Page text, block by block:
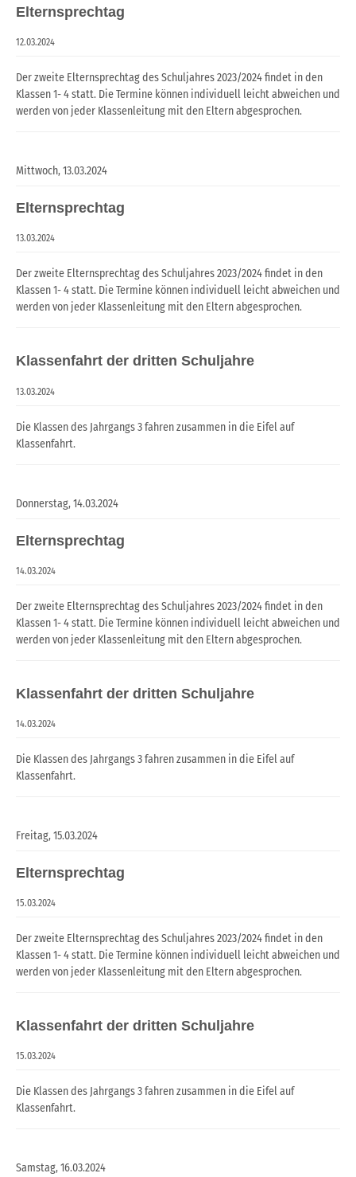
Elternsprechtag
12.03.2024
Der zweite Elternsprechtag des Schuljahres 2023/2024 findet in den
Klassen 1- 4 statt. Die Termine können individuell leicht abweichen und
werden von jeder Klassenleitung mit den Eltern abgesprochen.
Mittwoch,13.03.2024
Elternsprechtag
13.03.2024
Der zweite Elternsprechtag des Schuljahres 2023/2024 findet in den
Klassen 1- 4 statt. Die Termine können individuell leicht abweichen und
werden von jeder Klassenleitung mit den Eltern abgesprochen.
Klassenfahrt der dritten Schuljahre
13.03.2024
Die Klassen des Jahrgangs 3 fahren zusammen in die Eifel auf
Klassenfahrt.
Donnerstag,14.03.2024
Elternsprechtag
14.03.2024
Der zweite Elternsprechtag des Schuljahres 2023/2024 findet in den
Klassen 1- 4 statt. Die Termine können individuell leicht abweichen und
werden von jeder Klassenleitung mit den Eltern abgesprochen.
Klassenfahrt der dritten Schuljahre
14.03.2024
Die Klassen des Jahrgangs 3 fahren zusammen in die Eifel auf
Klassenfahrt.
Freitag,15.03.2024
Elternsprechtag
15.03.2024
Der zweite Elternsprechtag des Schuljahres 2023/2024 findet in den
Klassen 1- 4 statt. Die Termine können individuell leicht abweichen und
werden von jeder Klassenleitung mit den Eltern abgesprochen.
Klassenfahrt der dritten Schuljahre
15.03.2024
Die Klassen des Jahrgangs 3 fahren zusammen in die Eifel auf
Klassenfahrt.
Samstag,16.03.2024